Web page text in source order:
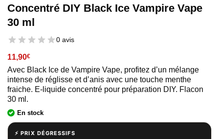
Concentré DIY Black Ice Vampire Vape
30 ml
0 avis
11,90€
Avec Black Ice de Vampire Vape, profitez d’un mélange
intense de réglisse et d’anis avec une touche menthe
fraiche. E-liquide concentré pour préparation DIY. Flacon
30 ml.
En stock
⚡ PRIX DÉGRESSIFS